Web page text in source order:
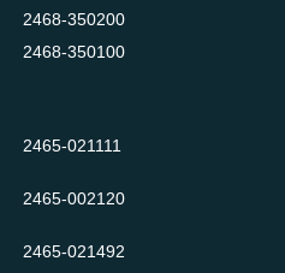
2468-350200
2468-350100
2465-021111
2465-002120
2465-021492